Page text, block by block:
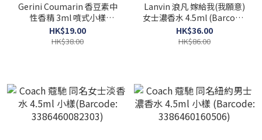
Gerini Coumarin 香豆素中
性香精 3ml 噴式小樣
(Barcode: 3098764768592)
HK$19.00
HK$38.00
Lanvin 浪凡 嫁給我(我願意)
女士濃香水 4.5ml (Barcode:
3386460024723)
HK$36.00
HK$86.00